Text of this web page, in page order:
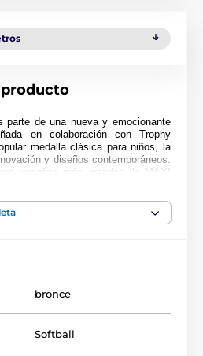
parte de una nueva y emocionante
en colaboración con Trophy
medalla clásica para niños, la
y diseños contemporáneos.
tamaños más grandes, la MAXI
esta medalla presenta una
calidad en el reverso del acrílico de
y escuelas. Tenga en cuenta que
retirar fácilmente.
bronce
Softball